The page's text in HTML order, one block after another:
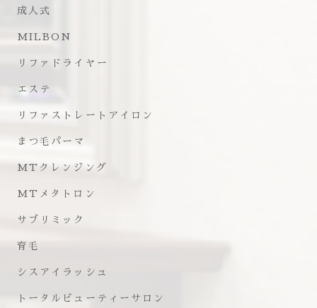
成人式
MILBON
リファドライヤー
エステ
リファストレートアイロン
まつ毛パーマ
MTクレンジング
MTメタトロン
サブリミック
育毛
シスアイラッシュ
トータルビューティーサロン